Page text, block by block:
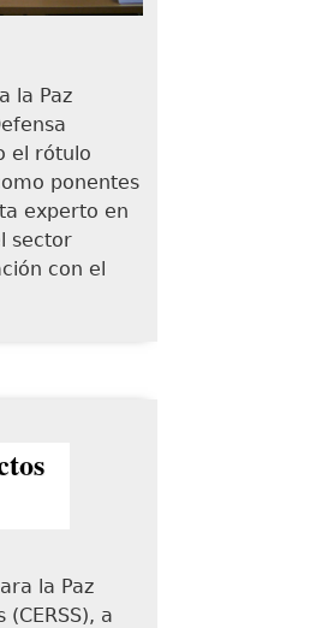
la Paz
el rótulo
ponentes
experto en
sector
con el
la Paz
a